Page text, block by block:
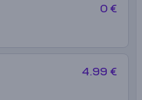
0 €
4.99 €